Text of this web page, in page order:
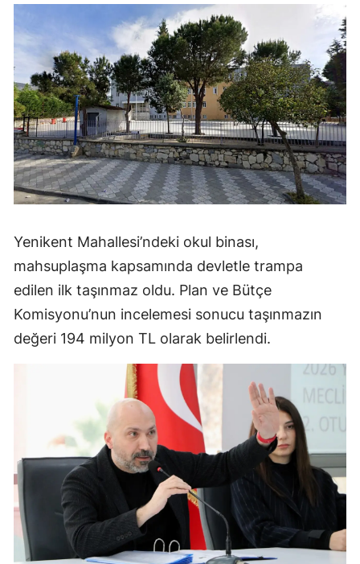
Yenikent Mahallesi’ndeki okul binası,
mahsuplaşma kapsamında devletle trampa
edilen ilk taşınmaz oldu. Plan ve Bütçe
Komisyonu’nun incelemesi sonucu taşınmazın
değeri 194 milyon TL olarak belirlendi.